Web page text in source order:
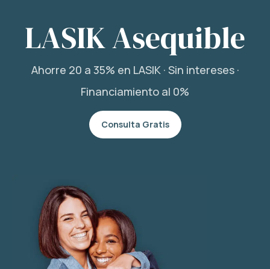
LASIK Asequible
Ahorre 20 a 35% en LASIK · Sin intereses ·
Financiamiento al 0%
Consulta Gratis